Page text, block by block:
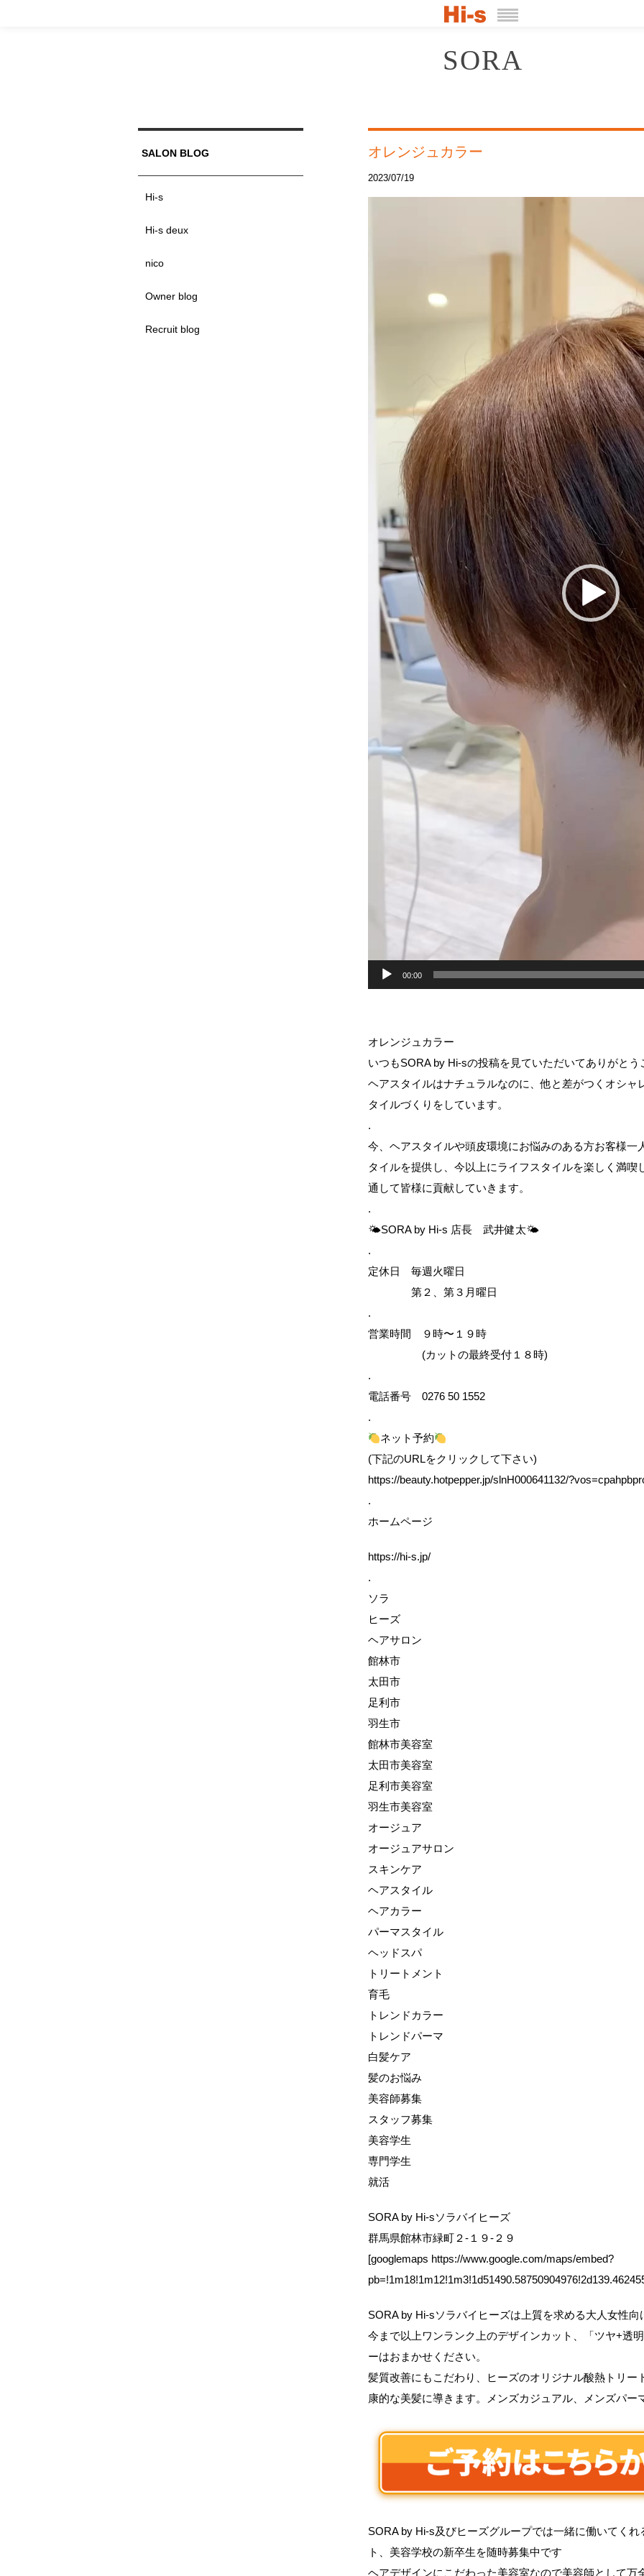
SORA
SALON BLOG
Hi-s
Hi-s deux
nico
Owner blog
Recruit blog
オレンジュカラー
2023/07/19
00:00
オレンジュカラー
いつもSORA by Hi-sの投稿を見ていただいてありがとう
ヘアスタイルはナチュラルなのに、他と差がつくオシャ
タイルづくりをしています。
.
今、ヘアスタイルや頭皮環境にお悩みのある方お客様一
タイルを提供し、今以上にライフスタイルを楽しく満喫
通して皆様に貢献していきます。
.
🌤SORA by Hi-s 店長 武井健太🌤
.
定休日 毎週火曜日
第２、第３月曜日
.
営業時間 ９時〜１９時
(カットの最終受付１８時)
.
電話番号 0276 50 1552
.
ネット予約
(下記のURLをクリックして下さい)
https://beauty.hotpepper.jp/slnH000641132/
.
ホームページ
https://hi-s.jp/
.
ソラ
ヒーズ
ヘアサロン
館林市
太田市
足利市
羽生市
館林市美容室
太田市美容室
足利市美容室
羽生市美容室
オージュア
オージュアサロン
スキンケア
ヘアスタイル
ヘアカラー
パーマスタイル
ヘッドスパ
トリートメント
育毛
トレンドカラー
トレンドパーマ
白髪ケア
髪のお悩み
美容師募集
スタッフ募集
美容学生
専門学生
就活
SORA by Hi-sソラバイヒーズ
群馬県館林市緑町２-１９-２９
[googlemaps https://www.google.com/maps/embed?
SORA by Hi-sソラバイヒーズは上質を求める大人女性向
今まで以上ワンランク上のデザインカット、「ツヤ+透
ーはおまかせください。
髪質改善にもこだわり、ヒーズのオリジナル酸熱トリー
康的な美髪に導きます。メンズカジュアル、メンズパー
SORA by Hi-s及びヒーズグループでは一緒に働いてく
ト、美容学校の新卒生を随時募集中です
ヘアデザインにこだわった美容室なので美容師として万